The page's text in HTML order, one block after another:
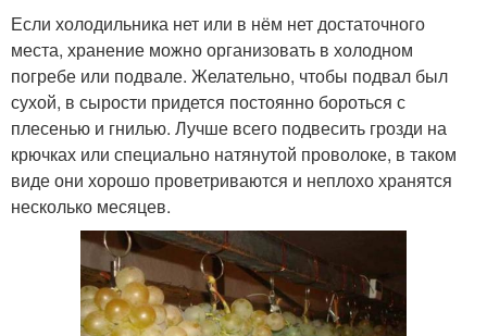
Если холодильника нет или в нём нет достаточного
места, хранение можно организовать в холодном
погребе или подвале. Желательно, чтобы подвал был
сухой, в сырости придется постоянно бороться с
плесенью и гнилью. Лучше всего подвесить грозди на
крючках или специально натянутой проволоке, в таком
виде они хорошо проветриваются и неплохо хранятся
несколько месяцев.